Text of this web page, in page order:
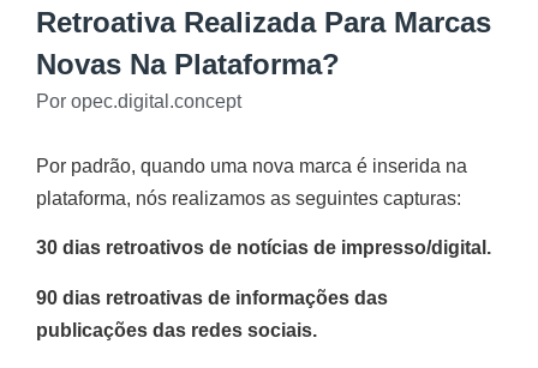
Retroativa Realizada Para Marcas
Novas Na Plataforma?
Por opec.digital.concept
Por padrão, quando uma nova marca é inserida na
plataforma, nós realizamos as seguintes capturas:
30 dias retroativos de notícias de impresso/digital.
90 dias retroativas de informações das
publicações das redes sociais.